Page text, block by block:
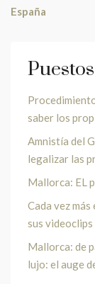
España
saber los
Amnistía del
legalizar las
Mallorca: EL
Cada vez
sus
Mallorca: de
lujo: el auge